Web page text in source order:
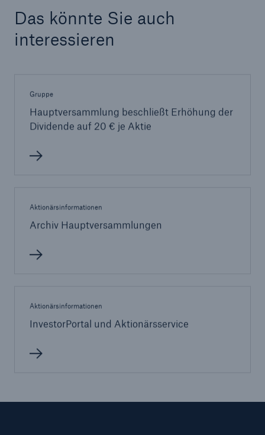
Das könnte Sie auch
interessieren
Gruppe
Hauptversammlung beschließt Erhöhung der
Dividende auf 20 € je Aktie
Aktionärsinformationen
Archiv Hauptversammlungen
Aktionärsinformationen
InvestorPortal und Aktionärsservice
600 bn
MIRA Digital Suite